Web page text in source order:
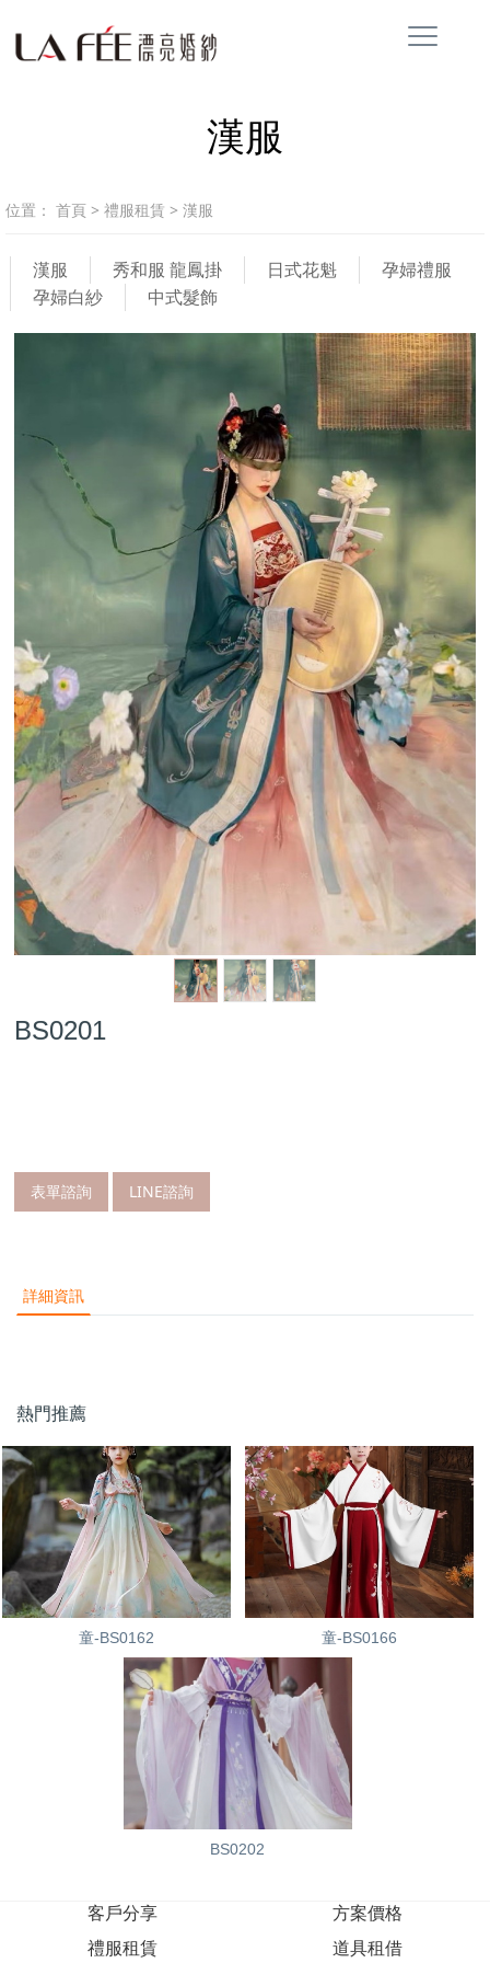
漢服
位置： 首頁 > 禮服租賃 > 漢服
漢服 秀和服 龍鳳掛 日式花魁
孕婦禮服
孕婦白紗
中式髮飾
BS0201
表單諮詢 LINE諮詢
詳細資訊
熱門推薦
童-BS0162 童-BS0166
BS0202
客戶分享
方案價格
禮服租賃
道具租借